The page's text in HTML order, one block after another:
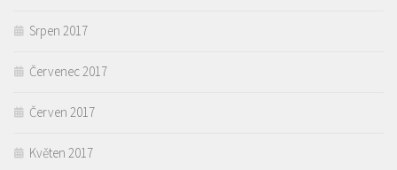
Srpen 2017
Červenec 2017
Červen 2017
Květen 2017